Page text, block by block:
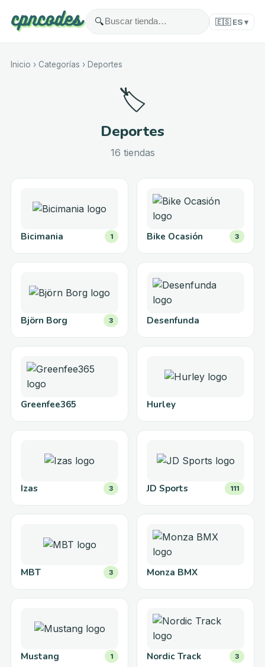
🔍 🇪🇸 ES▾
Inicio › Categorías › Deportes
🏷️
Deportes
16 tiendas
Bicimania 1 Bike Ocasión 3
Björn Borg 3 Desenfunda
Greenfee365 Hurley
Izas 3 JD Sports 111
MBT 3 Monza BMX
Mustang 1 Nordic Track 3